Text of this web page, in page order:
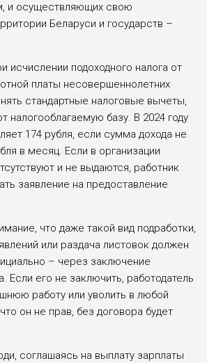
и осуществляющих свою
Беларуси и государств –
исчислении подоходного налога от
платы несовершеннолетних
стандартные налоговые вычеты,
налогооблагаемую базу. В 2024 году
174 рубля, если сумма дохода не
в месяц. Если в организации
и не выдаются, работник
заявление на предоставление
что даже такой вид подработки,
или раздача листовок должен
– через заключение
Если его не заключить, работодатель
работу или уволить в любой
он не прав, без договора будет
соглашаясь на выплату зарплаты